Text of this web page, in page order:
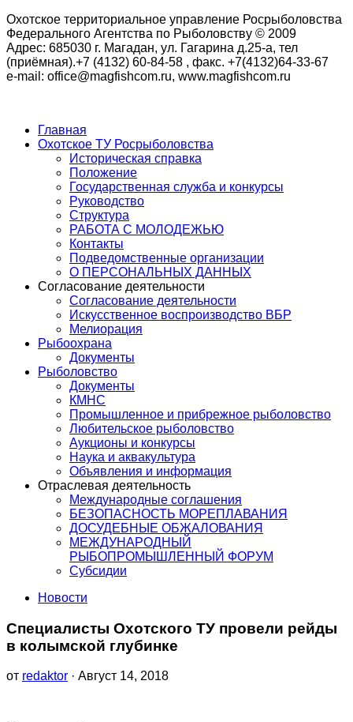
Охотское территориальное управление Росрыболовства
Федерального Агентства по Рыболовству © 2009
Адрес: 685030 г. Магадан, ул. Гагарина д.25-а, тел
(приёмная).+7 (4132) 60-84-58 , факс. +7(4132)64-33-67
e-mail: office@magfishcom.ru, www.magfishcom.ru
Главная
Охотское ТУ Росрыболовства
Историческая справка
Положение
Государственная служба и конкурсы
Руководство
Структура
РАБОТА С МОЛОДЕЖЬЮ
Контакты
Подведомственные организации
О ПЕРСОНАЛЬНЫХ ДАННЫХ
Согласование деятельности
Согласование деятельности
Искусственное воспроизводство ВБР
Мелиорация
Рыбоохрана
Документы
Рыболовство
Документы
КМНС
Промышленное и прибрежное рыболовство
Любительское рыболовство
Аукционы и конкурсы
Наука и аквакультура
Объявления и информация
Отраслевая деятельность
Международные соглашения
БЕЗОПАСНОСТЬ МОРЕПЛАВАНИЯ
ДОСУДЕБНЫЕ ОБЖАЛОВАНИЯ
МЕЖДУНАРОДНЫЙ
РЫБОПРОМЫШЛЕННЫЙ ФОРУМ
Субсидии
Новости
Специалисты Охотского ТУ провели рейды
в колымской глубинке
от redaktor · Август 14, 2018